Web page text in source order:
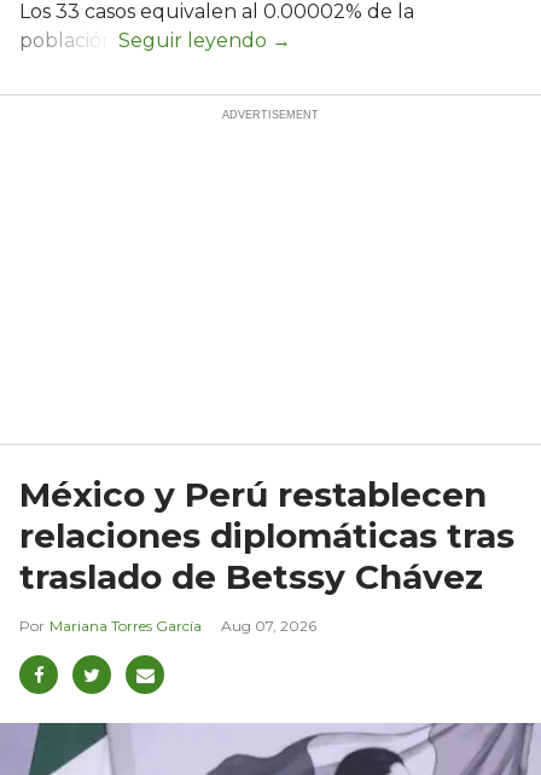
Los 33 casos equivalen al 0.00002% de la
población.
México y Perú restablecen
relaciones diplomáticas tras
traslado de Betssy Chávez
Mariana Torres García Aug 07, 2026